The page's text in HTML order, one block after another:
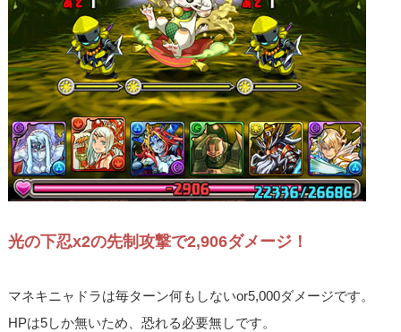
光の下忍x2の先制攻撃で2,906ダメージ！
マネキニャドラは毎ターン何もしないor5,000ダメージです。
HPは5しか無いため、恐れる必要無しです。